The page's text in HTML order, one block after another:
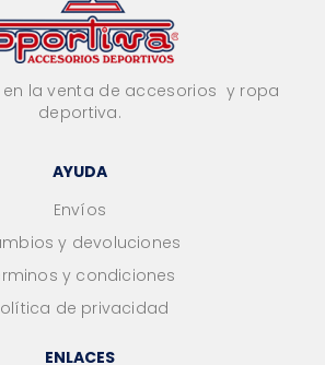
la venta de accesorios y ropa
deportiva.
AYUDA
Envíos
y devoluciones
y condiciones
de privacidad
ENLACES